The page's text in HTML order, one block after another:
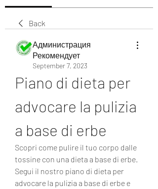
Back
Администрация
Рекомендует
September 7, 2023
Piano di dieta per
advocare la pulizia
a base di erbe
Scopri come pulire il tuo corpo dalle
tossine con una dieta a base di erbe.
Segui il nostro piano di dieta per
advocare la pulizia a base di erbe e